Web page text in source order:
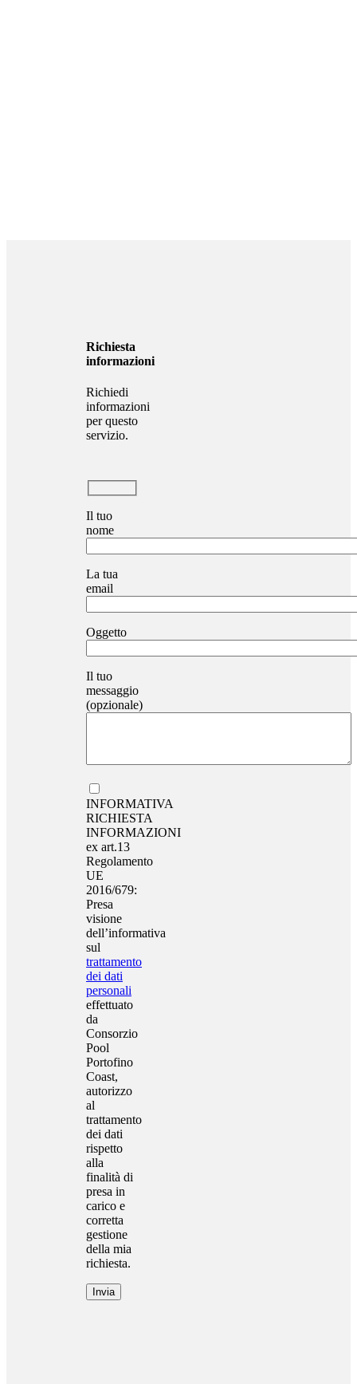
Richiesta
informazioni
Richiedi
informazioni
per questo
servizio.
Il tuo
nome
La tua
email
Oggetto
Il tuo
messaggio
(opzionale)
INFORMATIVA
RICHIESTA
INFORMAZIONI
ex art.13
Regolamento
UE
2016/679:
Presa
visione
dell’informativa
sul
trattamento
dei dati
personali
effettuato
da
Consorzio
Pool
Portofino
Coast,
autorizzo
al
trattamento
dei dati
rispetto
alla
finalità di
presa in
carico e
corretta
gestione
della mia
richiesta.
Invia